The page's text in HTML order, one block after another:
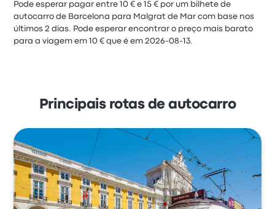
Pode esperar pagar entre 10 € e 15 € por um bilhete de
autocarro de Barcelona para Malgrat de Mar com base nos
últimos 2 dias. Pode esperar encontrar o preço mais barato
para a viagem em 10 € que é em 2026-08-13.
Principais rotas de autocarro